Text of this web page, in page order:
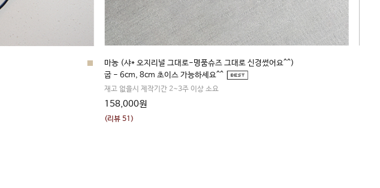
■ 페르뇽(자체제작-최고 퀄리티)
220,000원
(리뷰 4)